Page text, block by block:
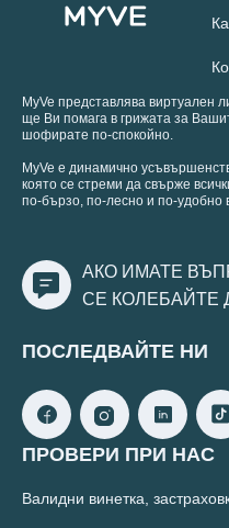
MyVe представлява виртуален
ще Ви помага в грижата за
шофирате по-спокойно.
MyVe е динамично
която се стреми да свърже
по-бързо, по-лесно и по-удобно
АКО ИМАТЕ
СЕ КОЛЕБАЙТЕ
ПОСЛЕДВАЙТЕ НИ
ПРОВЕРИ ПРИ НАС
Валидни винетка,